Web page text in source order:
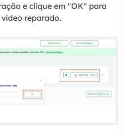
e clique em "OK" para
reparado.